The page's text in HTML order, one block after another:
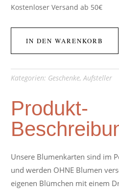
Kostenloser Versand ab 50€
IN DEN WARENKORB
Kategorien: Geschenke,Aufsteller
Produkt-
Unsere Blumenkarten sind im
und werden OHNE Blumen
eigenen Blümchen mit einem